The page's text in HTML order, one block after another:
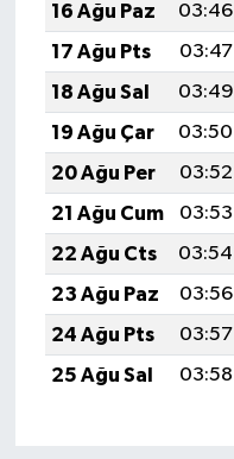
16 Ağu Paz
03:46
17 Ağu Pts
03:47
18 Ağu Sal
03:49
19 Ağu Çar
03:50
20 Ağu Per
03:52
21 Ağu Cum
03:53
22 Ağu Cts
03:54
23 Ağu Paz
03:56
24 Ağu Pts
03:57
25 Ağu Sal
03:58